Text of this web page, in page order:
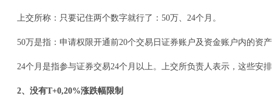
上交所称：只要记住两个数字就行了：50万、24个月。
50万是指：申请权限开通前20个交易日证券账户及资金账户内的资
24个月是指参与证券交易24个月以上。上交所负责人表示，这些安
2、没有T+0,20%涨跌幅限制